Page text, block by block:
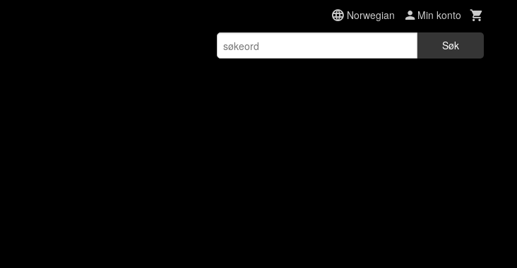
Norwegian Min konto
Søk